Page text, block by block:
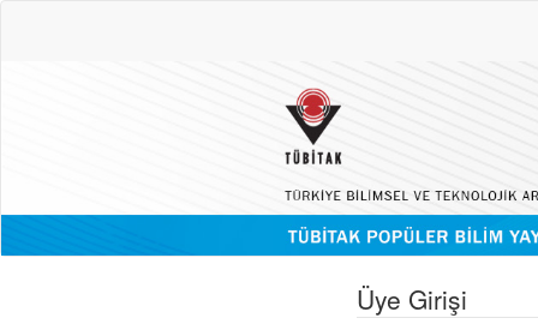
Üye Girişi